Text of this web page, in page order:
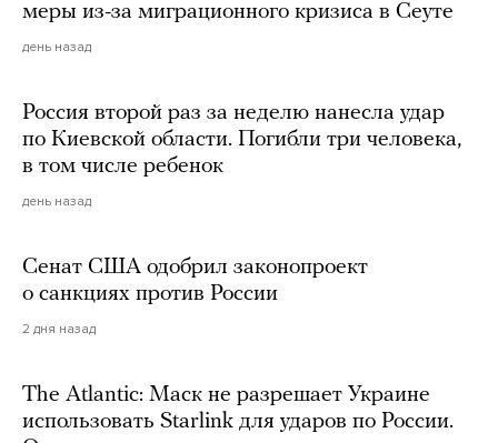
меры из-за миграционного кризиса в Сеуте
день назад
Россия второй раз за неделю нанесла удар
по Киевской области. Погибли три человека,
в том числе ребенок
день назад
Сенат США одобрил законопроект
о санкциях против России
2 дня назад
The Atlantic: Маск не разрешает Украине
использовать Starlink для ударов по России.